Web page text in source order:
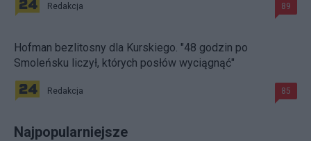
Redakcja 89
Hofman bezlitosny dla Kurskiego. "48 godzin po
Smoleńsku liczył, których posłów wyciągnąć"
Redakcja 85
Najpopularniejsze